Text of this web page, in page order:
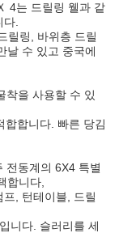
4는 드릴링 웰과 같
.
릴링, 바위층 드릴
날 수 있고 중국에
착을 사용할 수 있
합합니다. 빠른 당김
전동계의 6X4 특별
합니다,
, 턴테이블, 드릴
니다. 슬러리를 세